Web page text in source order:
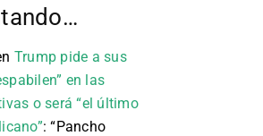
Trump pide a sus
en las
o será “el último
: “Pancho